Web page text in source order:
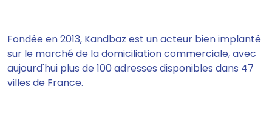
Fondée en 2013, Kandbaz est un acteur bien implanté
sur le marché de la domiciliation commerciale, avec
aujourd'hui plus de 100 adresses disponibles dans 47
villes de France.